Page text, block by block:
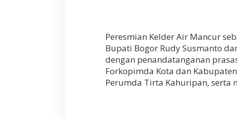
Peresmian Kelder Air Mancur
Bupati Bogor Rudy Susmanto
dengan penandatanganan
Forkopimda Kota dan
Perumda Tirta Kahuripan, serta